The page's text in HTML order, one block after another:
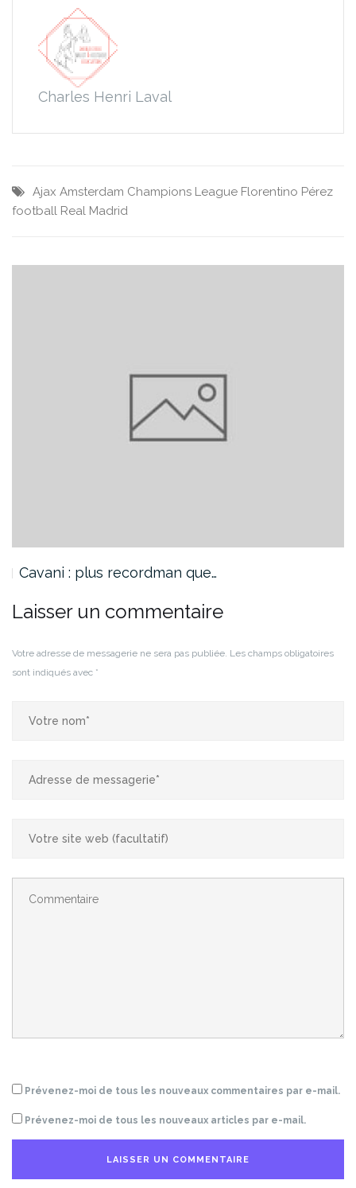
Charles Henri Laval
Ajax Amsterdam Champions League Florentino Pérez
football Real Madrid
Cavani : plus recordman que…
Laisser un commentaire
Votre adresse de messagerie ne sera pas publiée. Les champs obligatoires
sont indiqués avec *
Prévenez-moi de tous les nouveaux commentaires par e-mail.
Prévenez-moi de tous les nouveaux articles par e-mail.